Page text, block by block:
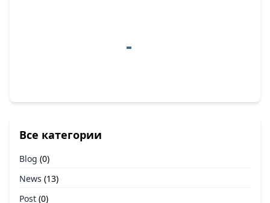
Все категории
Blog (0)
News (13)
Post (0)